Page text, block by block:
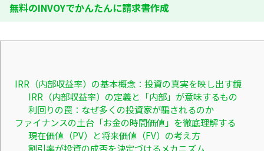
無料のINVOYでかんたんに請求書作成
IRR（内部収益率）の基本概念：投資の真実を映し出す鏡
IRR（内部収益率）の定義と「内部」が意味するもの
利回りの罠：なぜ多くの投資家が騙されるのか
ファイナンスの土台「お金の時間価値」を徹底理解する
現在価値（PV）と将来価値（FV）の考え方
割引率が投資の成否を決定づけるメカニズム